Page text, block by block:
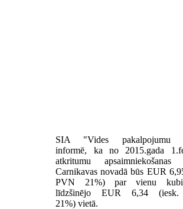
SIA "Vides pakalpojumu
informē, ka no 2015.gada
atkritumu apsaimniekošanas
Carnikavas novadā būs EUR
PVN 21%) par vienu
līdzšinējo EUR 6,34
21%) vietā.